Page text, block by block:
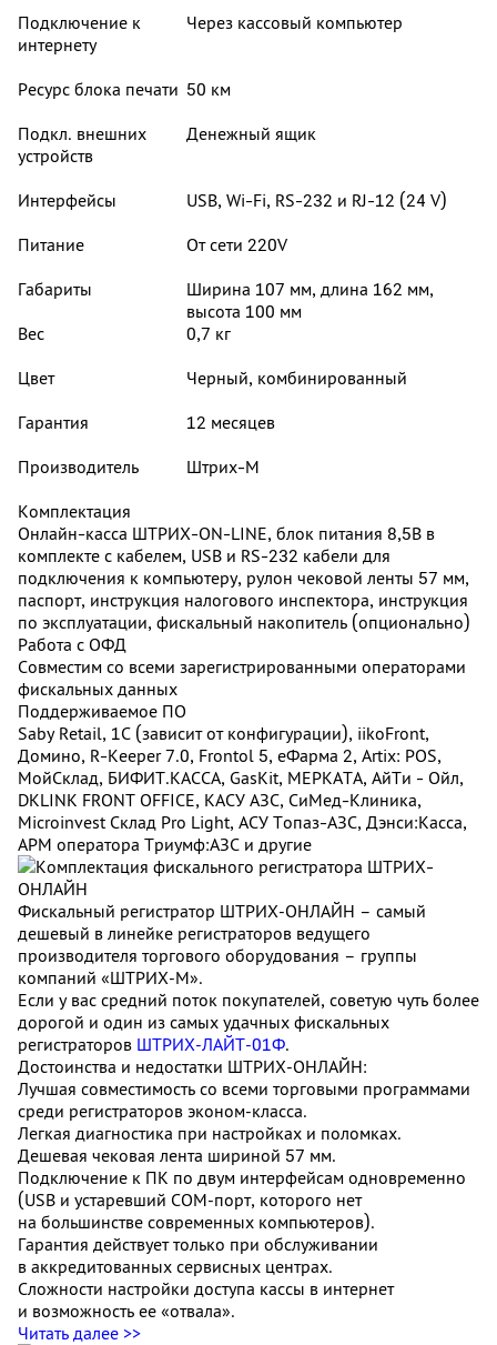
Подключение к
интернету
Через кассовый компьютер
Ресурс блока печати 50 км
Подкл. внешних
устройств
Денежный ящик
Интерфейсы
USB, Wi-Fi, RS-232 и RJ-12 (24 V)
Питание
От сети 220V
Габариты
Ширина 107 мм, длина 162 мм,
высота 100 мм
Вес
0,7 кг
Цвет
Черный, комбинированный
Гарантия
12 месяцев
Производитель
Штрих-М
Комплектация
Онлайн-касса ШТРИХ-ON-LINE, блок питания 8,5В в
комплекте с кабелем, USB и RS-232 кабели для
подключения к компьютеру, рулон чековой ленты 57 мм,
паспорт, инструкция налогового инспектора, инструкция
по эксплуатации, фискальный накопитель (опционально)
Работа с ОФД
Совместим со всеми зарегистрированными операторами
фискальных данных
Поддерживаемое ПО
Saby Retail, 1С (зависит от конфигурации), iikoFront,
Домино, R-Keeper 7.0, Frontol 5, eФарма 2, Artix: POS,
МойСклад, БИФИТ.КАССА, GasKit, МЕРКАТА, АйТи - Ойл,
DKLINK FRONT OFFICE, КАСУ АЗС, СиМед-Клиника,
Microinvest Склад Pro Light, АСУ Топаз-АЗС, Дэнси:Касса,
АРМ оператора Триумф:АЗС и другие
Фискальный регистратор ШТРИХ‑ОНЛАЙН – самый
дешевый в линейке регистраторов ведущего
производителя торгового оборудования – группы
компаний «ШТРИХ‑М».
Если у вас средний поток покупателей, советую чуть более
дорогой и один из самых удачных фискальных
регистраторов ШТРИХ‑ЛАЙТ‑01Ф.
Достоинства и недостатки ШТРИХ‑ОНЛАЙН:
Лучшая совместимость со всеми торговыми программами
среди регистраторов эконом‑класса.
Легкая диагностика при настройках и поломках.
Дешевая чековая лента шириной 57 мм.
Подключение к ПК по двум интерфейсам одновременно
(USB и устаревший COM‑порт, которого нет
на большинстве современных компьютеров).
Гарантия действует только при обслуживании
в аккредитованных сервисных центрах.
Сложности настройки доступа кассы в интернет
и возможность ее «отвала».
Читать далее >>